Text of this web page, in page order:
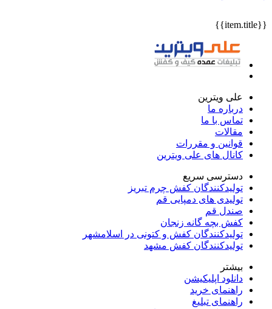
{{item.title}}
علی ویترین
درباره ما
تماس با ما
مقالات
قوانین و مقررات
کانال های علی ویترین
دسترسی سریع
تولیدکنندگان کفش چرم تبریز
تولیدی های دمپایی قم
صندل قم
کفش بچه گانه زنجان
تولیدکنندگان کفش و کتونی در اسلامشهر
تولیدکنندگان کفش مشهد
بیشتر
دانلود اپلیکیشن
راهنمای خرید
راهنمای تبلیغ